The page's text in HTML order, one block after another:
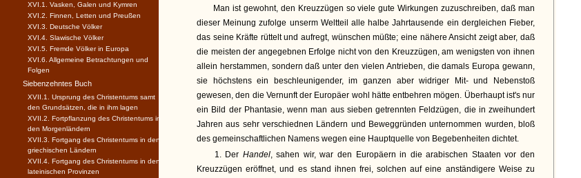
Man ist gewohnt, den Kreuzzügen so viele gute Wirkungen zuzuschreiben, daß man
dieser Meinung zufolge unserm Weltteil alle halbe Jahrtausende ein dergleichen Fieber,
das seine Kräfte rüttelt und aufregt, wünschen müßte; eine nähere Ansicht zeigt aber, daß
die meisten der angegebnen Erfolge nicht von den Kreuzzügen, am wenigsten von ihnen
allein herstammen, sondern daß unter den vielen Antrieben, die damals Europa gewann,
sie höchstens ein beschleunigender, im ganzen aber widriger Mit- und Nebenstoß
gewesen, den die Vernunft der Europäer wohl hätte entbehren mögen. Überhaupt ist's nur
ein Bild der Phantasie, wenn man aus sieben getrennten Feldzügen, die in zweihundert
Jahren aus sehr verschiednen Ländern und Beweggründen unternommen wurden, bloß
des gemeinschaftlichen Namens wegen eine Hauptquelle von Begebenheiten dichtet.
1. Der Handel, sahen wir, war den Europäern in die arabischen Staaten vor den
Kreuzzügen eröffnet, und es stand ihnen frei, solchen auf eine anständigere Weise zu
XVI.1. Vasken, Galen und Kymren
XVI.2. Finnen, Letten und Preußen
XVI.3. Deutsche Völker
XVI.4. Slawische Völker
XVI.5. Fremde Völker in Europa
XVI.6. Allgemeine Betrachtungen und
Folgen
Siebenzehntes Buch
XVII.1. Ursprung des Christentums samt
den Grundsätzen, die in ihm lagen
XVII.2. Fortpflanzung des Christentums in
den Morgenländern
XVII.3. Fortgang des Christentums in den
griechischen Ländern
XVII.4. Fortgang des Christentums in den
lateinischen Provinzen